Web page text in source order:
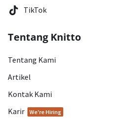
TikTok
Tentang Knitto
Tentang Kami
Artikel
Kontak Kami
Karir
We're Hiring